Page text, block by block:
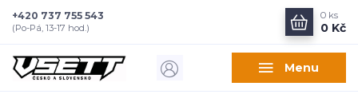
Menu
+420 737 755 543
(Po-Pá, 13-17 hod.)
0 ks
0 Kč